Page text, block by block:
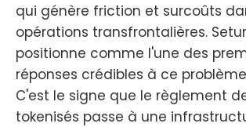
qui génère friction et surcoûts
opérations transfrontalières.
positionne comme l'une des
réponses crédibles à ce
C'est le signe que le règlement
tokenisés passe à une